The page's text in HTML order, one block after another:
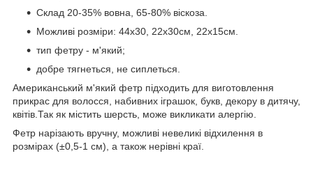
Склад 20-35% вовна, 65-80% віскоза.
Можливі розміри: 44х30, 22х30см, 22х15см.
тип фетру - м'який;
добре тягнеться, не сиплеться.
Американський м'який фетр підходить для виготовлення
прикрас для волосся, набивних іграшок, букв, декору в дитячу,
квітів.Так як містить шерсть, може викликати алергію.
Фетр нарізають вручну, можливі невеликі відхилення в
розмірах (±0,5-1 см), а також нерівні краї.